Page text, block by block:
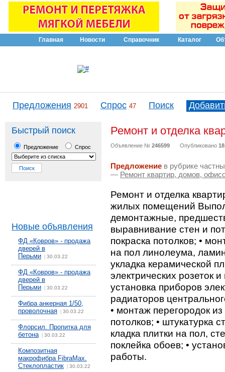
Главная Новости Справочник Каталог
Предложения 2901 Спрос 47 Поиск
Быстрый поиск
Предложение Спрос
Новые объявления
ФД «Ковров» - продажа
дверей в
Перьми
30.03.22
ФД «Ковров» - продажа
дверей в
Перьми
30.03.22
Фибра анкерная 1/50,
проволочная
30.03.22
Флорсил. Пропитка для
бетона| 30.03.22
Композитная
макрофибра FibraMax.
Стеклопластик
30.03.22
Ремонт и отделка
Объявление № 246599 Опубликовано
Предложение в рубрике
— Ремонт квартир, домов,
Ремонт и отделка
жилых помещений
демонтажные,
выравнивание стен и
покраска потолков; •
на пол линолеума,
укладка керамической
электрических розеток
установка приборов
радиаторов
• монтаж перегородок из
потолков; • штукатурка
кладка плитки на пол,
поклейка обоев; •
работы.